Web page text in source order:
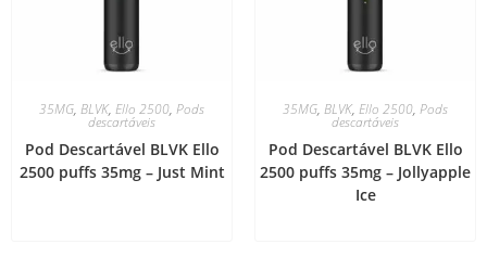
35MG, BLVK, Ello 2500, Pods
descartáveis
Pod Descartável BLVK Ello
2500 puffs 35mg – Just Mint
35MG, BLVK, Ello 2500, Pods
descartáveis
Pod Descartável BLVK Ello
2500 puffs 35mg – Jollyapple
Ice